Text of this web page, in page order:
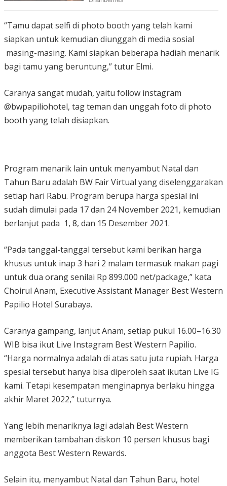
“Tamu dapat selfi di photo booth yang telah kami
siapkan untuk kemudian diunggah di media sosial
masing-masing. Kami siapkan beberapa hadiah menarik
bagi tamu yang beruntung,” tutur Elmi.
Caranya sangat mudah, yaitu follow instagram
@bwpapiliohotel, tag teman dan unggah foto di photo
booth yang telah disiapkan.
Program menarik lain untuk menyambut Natal dan
Tahun Baru adalah BW Fair Virtual yang diselenggarakan
setiap hari Rabu. Program berupa harga spesial ini
sudah dimulai pada 17 dan 24 November 2021, kemudian
berlanjut pada 1, 8, dan 15 Desember 2021.
“Pada tanggal-tanggal tersebut kami berikan harga
khusus untuk inap 3 hari 2 malam termasuk makan pagi
untuk dua orang senilai Rp 899.000 net/package,” kata
Choirul Anam, Executive Assistant Manager Best Western
Papilio Hotel Surabaya.
Caranya gampang, lanjut Anam, setiap pukul 16.00–16.30
WIB bisa ikut Live Instagram Best Western Papilio.
“Harga normalnya adalah di atas satu juta rupiah. Harga
spesial tersebut hanya bisa diperoleh saat ikutan Live IG
kami. Tetapi kesempatan menginapnya berlaku hingga
akhir Maret 2022,” tuturnya.
Yang lebih menariknya lagi adalah Best Western
memberikan tambahan diskon 10 persen khusus bagi
anggota Best Western Rewards.
Selain itu, menyambut Natal dan Tahun Baru, hotel